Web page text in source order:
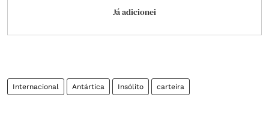
Já adicionei
Internacional Antártica Insólito carteira